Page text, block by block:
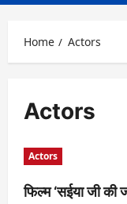
Home Actors
Actors
Actors
फिल्म ‘सईया जी की